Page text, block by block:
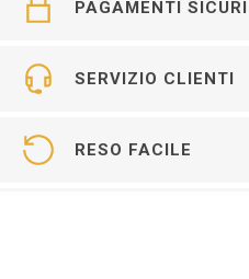
PAGAMENTI SICURI
SERVIZIO CLIENTI
RESO FACILE